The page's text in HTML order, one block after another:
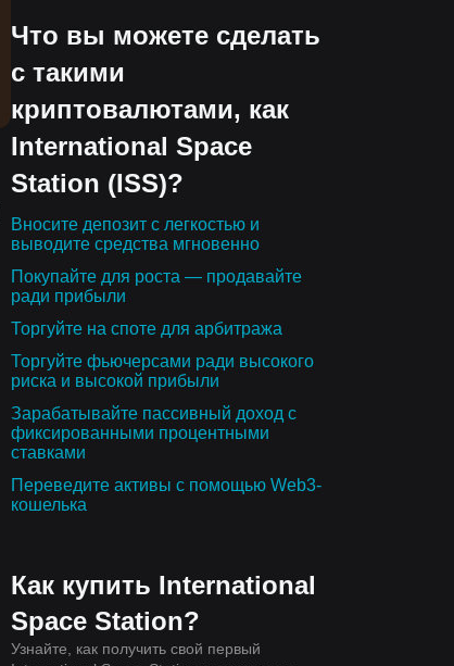
Что вы можете сделать
с такими
криптовалютами, как
International Space
Station (ISS)?
Вносите депозит с легкостью и
выводите средства мгновенно
Покупайте для роста — продавайте
ради прибыли
Торгуйте на споте для арбитража
Торгуйте фьючерсами ради высокого
риска и высокой прибыли
Зарабатывайте пассивный доход с
фиксированными процентными
ставками
Переведите активы с помощью Web3-
кошелька
Как купить International
Space Station?
Узнайте, как получить свой первый